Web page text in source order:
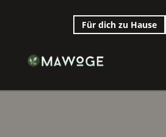
Für dich zu Hause